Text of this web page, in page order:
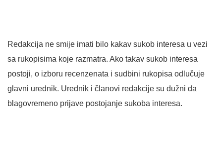
Redakcija ne smije imati bilo kakav sukob interesa u vezi
sa rukopisima koje razmatra. Ako takav sukob interesa
postoji, o izboru recenzenata i sudbini rukopisa odlučuje
glavni urednik. Urednik i članovi redakcije su dužni da
blagovremeno prijave postojanje sukoba interesa.